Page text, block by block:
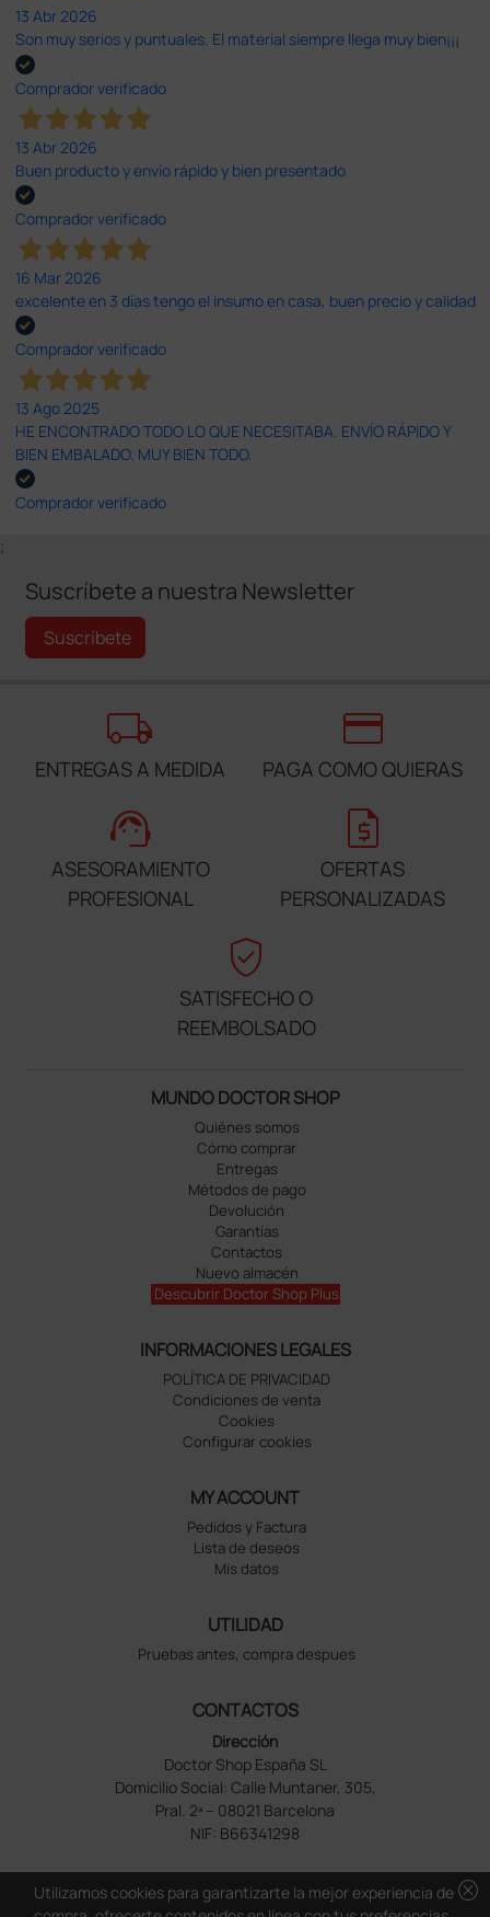
13 Abr 2026
Son muy serios y puntuales. El material siempre llega muy bien¡¡¡
Comprador verificado
13 Abr 2026
Buen producto y envío rápido y bien presentado
Comprador verificado
16 Mar 2026
excelente en 3 días tengo el insumo en casa, buen precio y calidad
Comprador verificado
13 Ago 2025
HE ENCONTRADO TODO LO QUE NECESITABA. ENVÍO RÁPIDO Y
BIEN EMBALADO. MUY BIEN TODO.
Comprador verificado
;
Suscríbete a nuestra Newsletter
Suscríbete
local_shipping
ENTREGAS A MEDIDA
credit_card
PAGA COMO QUIERAS
support_agent
ASESORAMIENTO
PROFESIONAL
request_quote
OFERTAS
PERSONALIZADAS
verified_user
SATISFECHO O
REEMBOLSADO
MUNDO DOCTOR SHOP
Quiénes somos
Cómo comprar
Entregas
Métodos de pago
Devolución
Garantías
Contactos
Nuevo almacén
Descubrir Doctor Shop Plus
INFORMACIONES LEGALES
POLÍTICA DE PRIVACIDAD
Condiciones de venta
Cookies
Configurar cookies
MY ACCOUNT
Pedidos y Factura
Lista de deseos
Mis datos
UTILIDAD
Pruebas antes, compra despues
CONTACTOS
Dirección
Doctor Shop España SL
Domicilio Social: Calle Muntaner, 305,
Pral. 2ª – 08021 Barcelona
NIF: B66341298
cancel
Utilizamos cookies para garantizarte la mejor experiencia de